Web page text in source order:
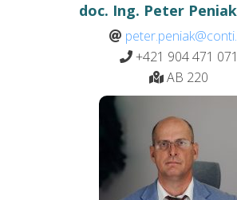
doc. Ing. Peter
+421 904 471 071
AB 220